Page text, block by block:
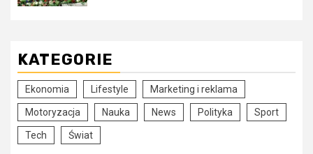
KATEGORIE
Ekonomia Lifestyle Marketing i reklama
Motoryzacja Nauka News Polityka Sport
Tech Świat